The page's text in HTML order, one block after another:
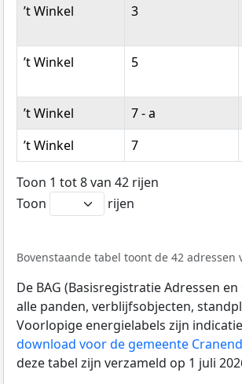
’t Winkel 3
’t Winkel 5
’t Winkel 7 - a
’t Winkel
7
Toon 1 tot 8 van 42 rijen
Toon
rijen
Bovenstaande tabel toont de 42 adressen
De BAG (Basisregistratie Adressen
alle panden, verblijfsobjecten,
Voorlopige energielabels zijn
download voor de gemeente
deze tabel zijn verzameld op 1 juli